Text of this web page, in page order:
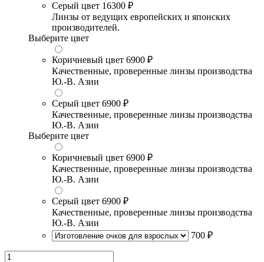
Серый цвет 16300 ₽
Линзы от ведущих европейских и японских
производителей.
Выберите цвет
Коричневый цвет 6900 ₽
Качественные, проверенные линзы производства
Ю.-В. Азии
Серый цвет 6900 ₽
Качественные, проверенные линзы производства
Ю.-В. Азии
Выберите цвет
Коричневый цвет 6900 ₽
Качественные, проверенные линзы производства
Ю.-В. Азии
Серый цвет 6900 ₽
Качественные, проверенные линзы производства
Ю.-В. Азии
700 ₽